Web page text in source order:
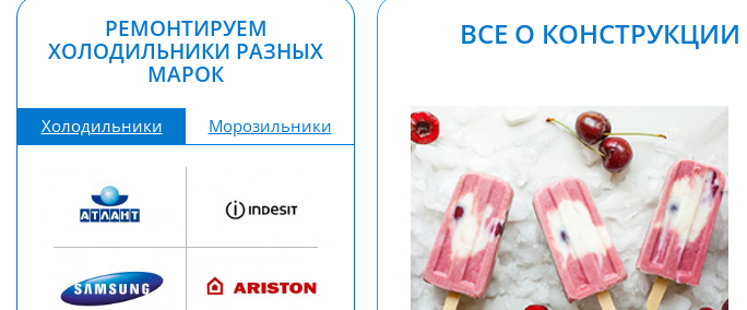
ВСЕ О
РЕМОНТИРУЕМ
ХОЛОДИЛЬНИКИ РАЗНЫХ
МАРОК
Холодильники Морозильники